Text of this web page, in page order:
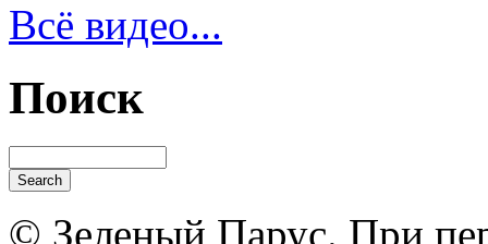
Всё видео...
Поиск
© Зеленый Парус. При